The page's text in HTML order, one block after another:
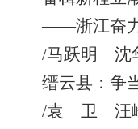
——浙江奋力
/马跃明 沈
缙云县：争当
/袁 卫 汪